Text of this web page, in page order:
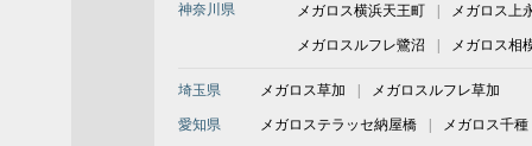
神奈川県 メガロス横浜天王町 メガロス上
メガロスルフレ鷺沼 メガロス相
埼玉県 メガロス草加 メガロスルフレ草加
愛知県 メガロステラッセ納屋橋 メガロス千種